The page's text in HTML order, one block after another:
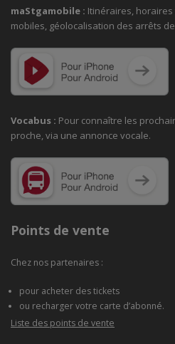
maStgamobile : Itinéraires,
mobiles, géolocalisation des arrêts
Vocabus : Pour connaître les
proche, via une annonce vocale.
Points de vente
Chez nos partenaires :
pour acheter des tickets
ou recharger votre carte d’abonné.
Liste des points de vente